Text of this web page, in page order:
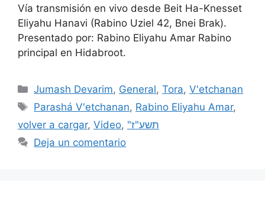
Vía transmisión en vivo desde Beit Ha-Knesset
Eliyahu Hanavi (Rabino Uziel 42, Bnei Brak).
Presentado por: Rabino Eliyahu Amar Rabino
principal en Hidabroot.
Jumash Devarim, General,Tora,V'etchanan
Parashá V'etchanan, Rabino Eliyahu Amar,
volver a cargar, Video,
"תשע"ז
Deja un comentario